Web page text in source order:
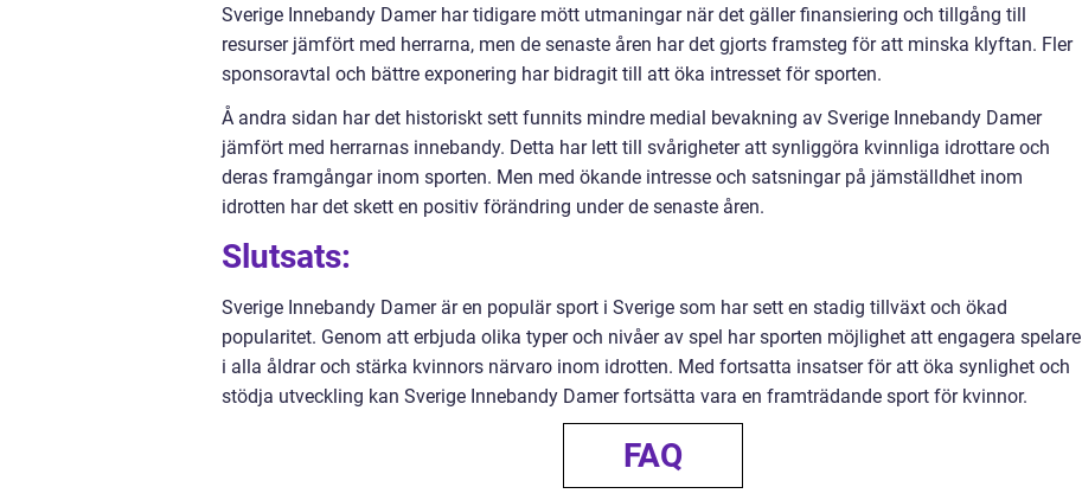
Sverige Innebandy Damer har tidigare mött utmaningar när det gäller finansiering och tillgång till
resurser jämfört med herrarna, men de senaste åren har det gjorts framsteg för att minska klyftan. Fler
sponsoravtal och bättre exponering har bidragit till att öka intresset för sporten.
Å andra sidan har det historiskt sett funnits mindre medial bevakning av Sverige Innebandy Damer
jämfört med herrarnas innebandy. Detta har lett till svårigheter att synliggöra kvinnliga idrottare och
deras framgångar inom sporten. Men med ökande intresse och satsningar på jämställdhet inom
idrotten har det skett en positiv förändring under de senaste åren.
Slutsats:
Sverige Innebandy Damer är en populär sport i Sverige som har sett en stadig tillväxt och ökad
popularitet. Genom att erbjuda olika typer och nivåer av spel har sporten möjlighet att engagera spelare
i alla åldrar och stärka kvinnors närvaro inom idrotten. Med fortsatta insatser för att öka synlighet och
stödja utveckling kan Sverige Innebandy Damer fortsätta vara en framträdande sport för kvinnor.
FAQ